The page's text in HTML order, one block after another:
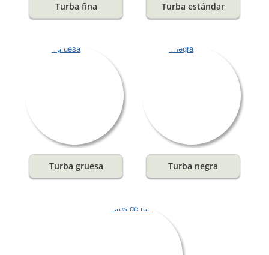
Turba fina Turba estándar
Turba gruesa Turba negra